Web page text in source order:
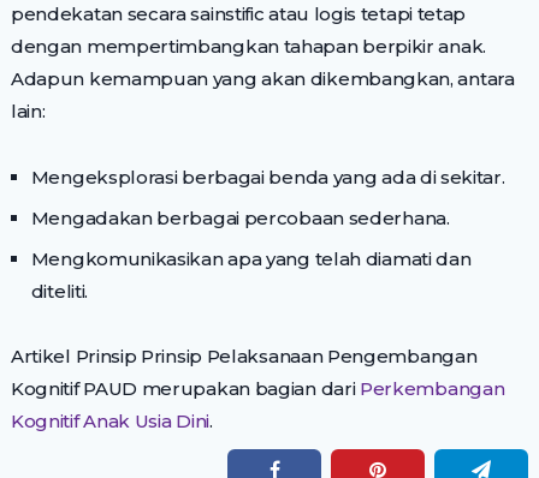
pendekatan secara sainstific atau logis tetapi tetap
dengan mempertimbangkan tahapan berpikir anak.
Adapun kemampuan yang akan dikembangkan, antara
lain:
Mengeksplorasi berbagai benda yang ada di sekitar.
Mengadakan berbagai percobaan sederhana.
Mengkomunikasikan apa yang telah diamati dan
diteliti.
Artikel Prinsip Prinsip Pelaksanaan Pengembangan
Kognitif PAUD merupakan bagian dari Perkembangan
Kognitif Anak Usia Dini.